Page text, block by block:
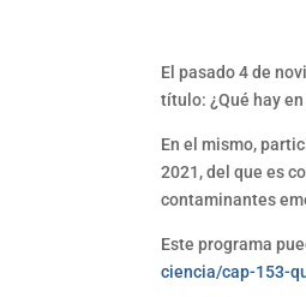
El pasado 4 de
título: ¿Qué hay
En el mismo,
2021, del que es
contaminantes
Este programa
ciencia/cap-153-